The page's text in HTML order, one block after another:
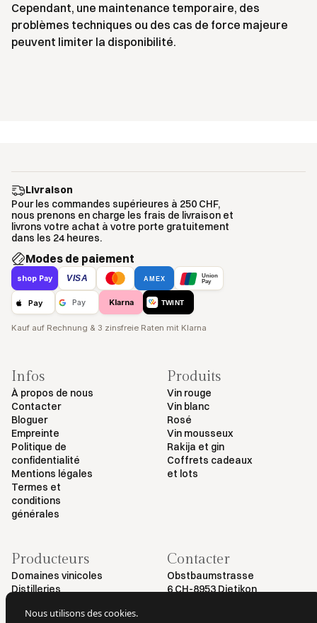
Cependant, une maintenance temporaire, des
problèmes techniques ou des cas de force majeure
peuvent limiter la disponibilité.
Livraison
Pour les commandes supérieures à 250 CHF,
nous prenons en charge les frais de livraison et
livrons votre achat à votre porte gratuitement
dans les 24 heures.
Modes de paiement
shop Pay VISA AMEX
Union
Pay
Pay Pay Klarna TWINT
Kauf auf Rechnung & 3 zinsfreie Raten mit Klarna
Infos
À propos de nous
Contacter
Bloguer
Empreinte
Politique de
confidentialité
Mentions légales
Termes et
conditions
générales
Produits
Vin rouge
Vin blanc
Rosé
Vin mousseux
Rakija et gin
Coffrets cadeaux
et lots
Producteurs
Domaines vinicoles
Distilleries
Contacter
Obstbaumstrasse
6 CH-8953 Dietikon
Nous utilisons des cookies.